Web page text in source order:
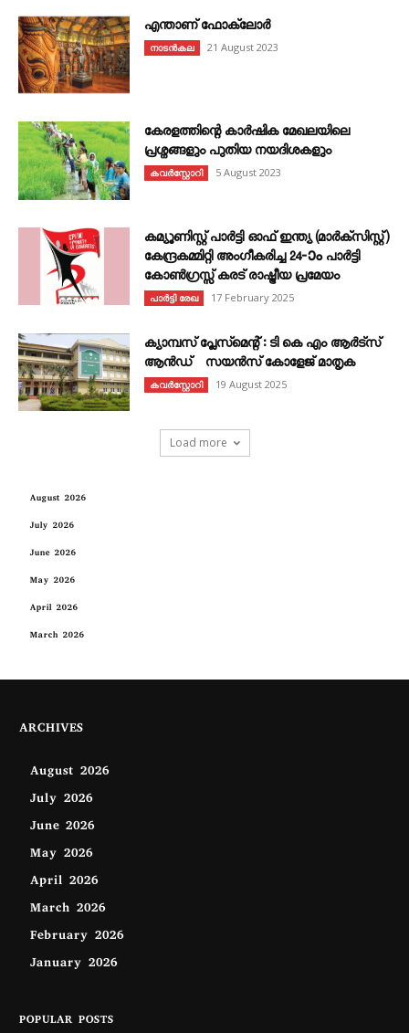
എന്താണ്‌ ഫോക്‌ലോർ
നാടൻകല 21 August 2023
കേരളത്തിന്റെ കാർഷിക മേഖലയിലെ
പ്രശ്നങ്ങളും പുതിയ നയദിശകളും
കവര്‍സ്റ്റോറി 5 August 2023
കമ്യൂണിസ്റ്റ് പാർട്ടി ഓഫ് ഇന്ത്യ (മാർക്സിസ്റ്റ്)
കേന്ദ്രകമ്മിറ്റി അംഗീകരിച്ച 24‐ാം പാർട്ടി
കോൺഗ്രസ്സ് കരട് രാഷ്ട്രീയ പ്രമേയം
പാർട്ടി രേഖ 17 February 2025
ക്യാമ്പസ് പ്ലേസ്മെന്റ് : ടി കെ എം ആർട്സ്
ആൻഡ് സയൻസ് കോളേജ് മാതൃക
കവര്‍സ്റ്റോറി 19 August 2025
Load more
August 2026
July 2026
June 2026
May 2026
April 2026
March 2026
ARCHIVES
August 2026
July 2026
June 2026
May 2026
April 2026
March 2026
February 2026
January 2026
POPULAR POSTS